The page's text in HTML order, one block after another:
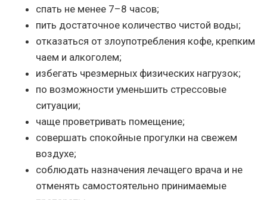
спать не менее 7–8 часов;
пить достаточное количество чистой воды;
отказаться от злоупотребления кофе, крепким
чаем и алкоголем;
избегать чрезмерных физических нагрузок;
по возможности уменьшить стрессовые
ситуации;
чаще проветривать помещение;
совершать спокойные прогулки на свежем
воздухе;
соблюдать назначения лечащего врача и не
отменять самостоятельно принимаемые